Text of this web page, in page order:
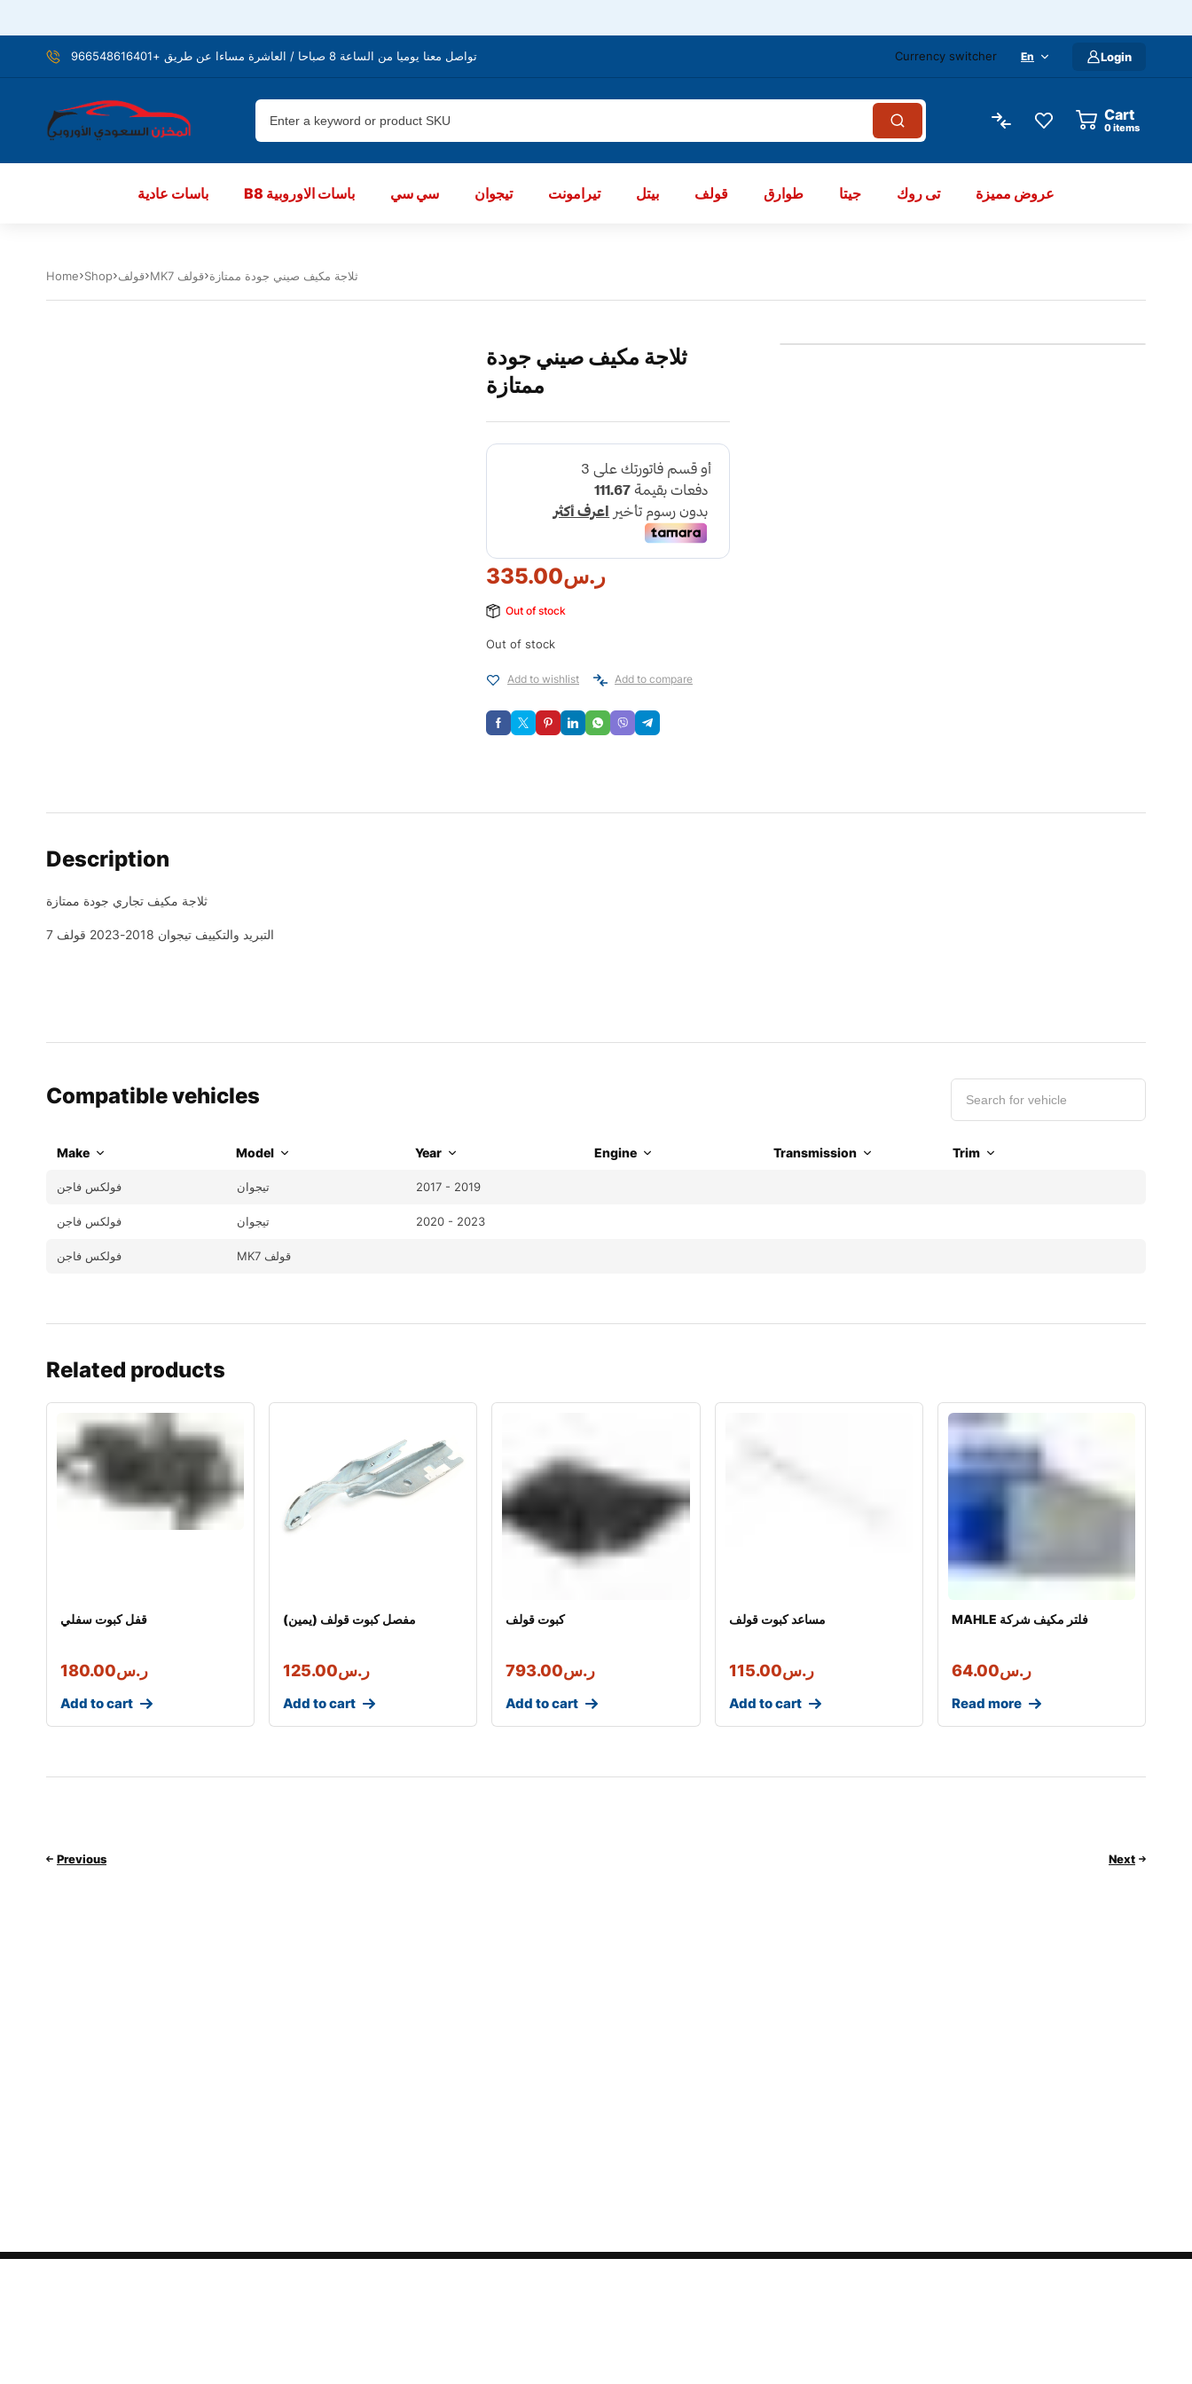
تواصل معنا يوميا من الساعة 8 صباحا / العاشرة مساءا عن طريق +966548616401 Currency switcher En Login
Cart
items
باسات عادية B8 باسات الاوروبية سي سي تيجوان تيرامونت بيتل قولف طوارق جيتا تى روك عروض مميزة
Home Shop قولف MK7 قولف ثلاجة مكيف صيني جودة ممتازة
ثلاجة مكيف صيني جودة
ممتازة
ر.س335.00
Out of stock
Out of stock
Add to wishlist Add to compare
Description
ثلاجة مكيف تجاري جودة ممتازة
التبريد والتكييف تيجوان 2018-2023 قولف 7
Compatible vehicles
Make Model Year Engine Transmission Trim
فولكس فاجن تيجوان 2017 - 2019
فولكس فاجن تيجوان 2020 - 2023
فولكس فاجن MK7 قولف
Related products
قفل كبوت سفلي
ر.س180.00
Add to cart
مفصل كبوت قولف (يمين)
ر.س125.00
Add to cart
كبوت قولف
ر.س793.00
Add to cart
مساعد كبوت قولف
ر.س115.00
Add to cart
MAHLE فلتر مكيف شركة
ر.س64.00
Read more
Previous Next